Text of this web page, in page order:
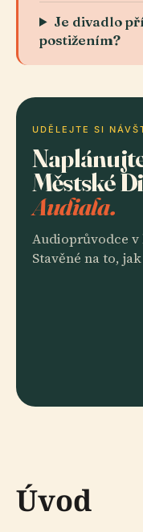
Je divadlo
postižením?
UDĚLEJTE SI
Městské
Audiala.
Audioprůvodce
Stavěné na to,
Úvod